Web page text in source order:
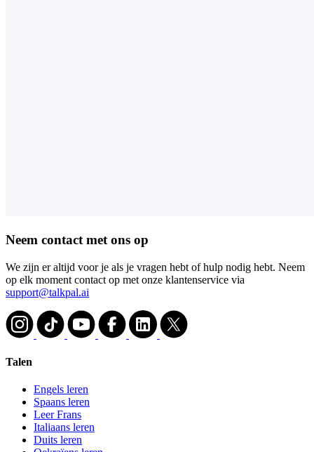
Neem contact met ons op
We zijn er altijd voor je als je vragen hebt of hulp nodig hebt. Neem
op elk moment contact op met onze klantenservice via
support@talkpal.ai
Talen
Engels leren
Spaans leren
Leer Frans
Italiaans leren
Duits leren